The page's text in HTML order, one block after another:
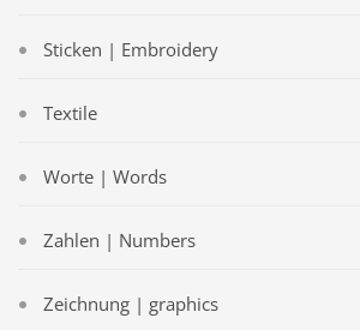
Sticken | Embroidery
Textile
Worte | Words
Zahlen | Numbers
Zeichnung | graphics